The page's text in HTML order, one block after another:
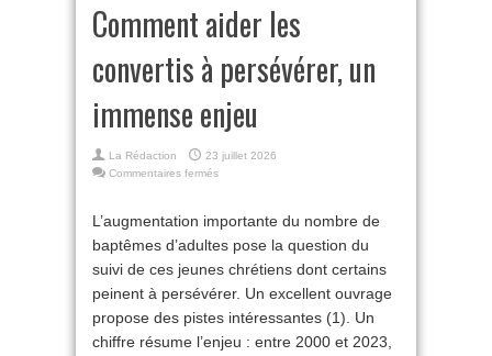
Comment aider les
convertis à persévérer, un
immense enjeu
La Rédaction
23 juillet 2026
Commentaires ferméssur
les
convertis
persévérer,
un
immense
L’augmentation importante du nombre de
baptêmes d’adultes pose la question du
suivi de ces jeunes chrétiens dont certains
peinent à persévérer. Un excellent ouvrage
propose des pistes intéressantes (1). Un
chiffre résume l’enjeu : entre 2000 et 2023,